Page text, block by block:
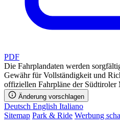
PDF
Die Fahrplandaten werden
Gewähr für Vollständigkeit und
offiziellen Fahrpläne der Südtiroler
Änderung vorschlagen
Deutsch English Italiano
Sitemap Park & Ride Werbung